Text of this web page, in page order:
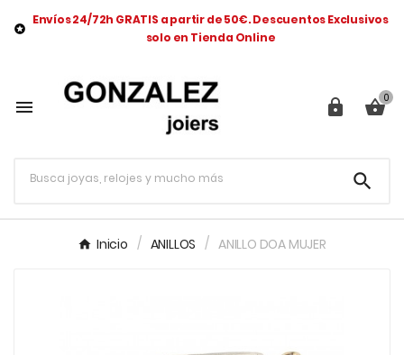

Envíos 24/72h GRATIS a partir de 50€. Descuentos Exclusivos
solo en Tienda Online
  0

Inicio ANILLOS ANILLO DOA MUJER